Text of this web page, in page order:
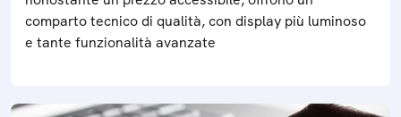
comparto tecnico di qualità, con display più luminoso
e tante funzionalità avanzate